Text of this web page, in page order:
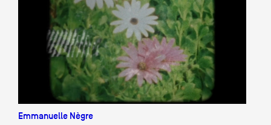
Emmanuelle Nègre